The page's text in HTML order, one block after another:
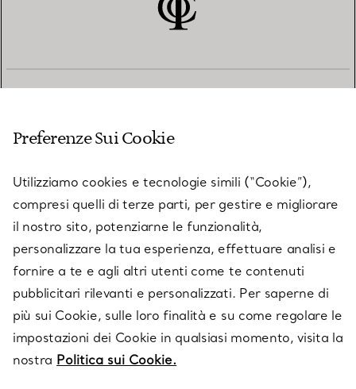
SU TIFFANY & CO.
LEGALE
SEGUICI
Preferenze Sui Cookie
Utilizziamo cookies e tecnologie simili (“Cookie”),
compresi quelli di terze parti, per gestire e migliorare
il nostro sito, potenziarne le funzionalità,
personalizzare la tua esperienza, effettuare analisi e
fornire a te e agli altri utenti come te contenuti
pubblicitari rilevanti e personalizzati. Per saperne di
più sui Cookie, sulle loro finalità e su come regolare le
impostazioni dei Cookie in qualsiasi momento, visita la
nostra Politica sui Cookie.